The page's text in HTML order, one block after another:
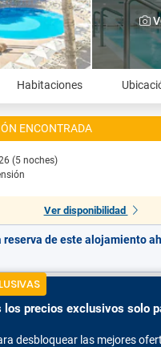
Habitaciones
ENCONTRADA
(5 noches)
Ver disponibilidad
reserva de este alojamiento
los precios exclusivos solo
desbloquear las mejores